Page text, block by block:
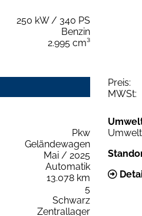
250 kW / 340 PS
Benzin
2.995 cm³
Preis:
MWSt:
Pkw
Geländewagen
Mai / 2025
Automatik
13.078 km
5
Schwarz
Zentrallager